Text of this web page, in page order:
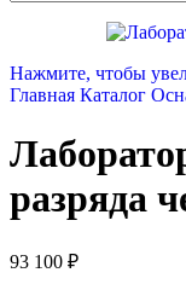
Нажмите, чтобы
Главная Каталог
разряда
93 100 ₽